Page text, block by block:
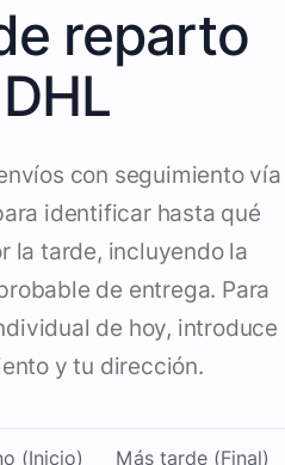
reparto
con seguimiento vía
identificar hasta qué
la tarde, incluyendo la
de entrega. Para
de hoy, introduce
y tu dirección.
(Inicio) Más tarde (Final)